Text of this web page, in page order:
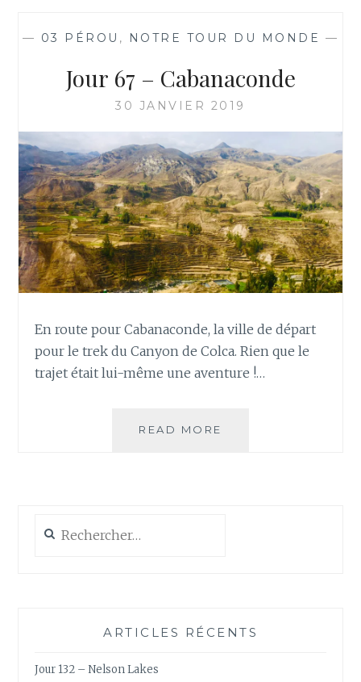
— 03 PÉROU , NOTRE TOUR DU MONDE —
Jour 67 – Cabanaconde
30 JANVIER 2019
En route pour Cabanaconde, la ville de départ
pour le trek du Canyon de Colca. Rien que le
trajet était lui-même une aventure !…
READ MORE
ARTICLES RÉCENTS
Jour 132 – Nelson Lakes